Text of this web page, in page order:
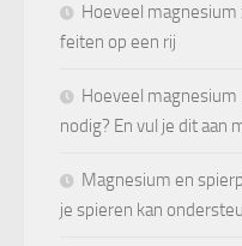
Hoeveel magnesium
feiten op een rij
Hoeveel magnesium
nodig? En vul je dit aan
Magnesium en
je spieren kan